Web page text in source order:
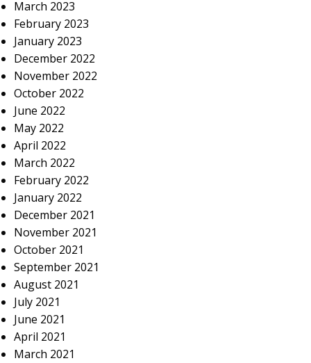
March 2023
February 2023
January 2023
December 2022
November 2022
October 2022
June 2022
May 2022
April 2022
March 2022
February 2022
January 2022
December 2021
November 2021
October 2021
September 2021
August 2021
July 2021
June 2021
April 2021
March 2021